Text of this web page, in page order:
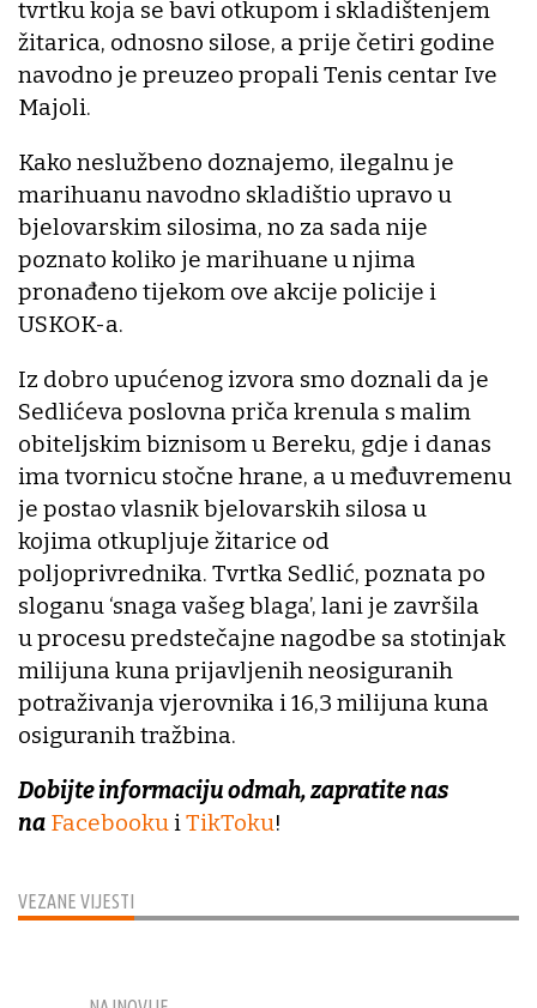
VEZANE VIJESTI
tvrtku koja se bavi otkupom i skladištenjem
žitarica, odnosno silose, a prije četiri godine
navodno je preuzeo propali Tenis centar Ive
Majoli.
Kako neslužbeno doznajemo, ilegalnu je
marihuanu navodno skladištio upravo u
bjelovarskim silosima, no za sada nije
poznato koliko je marihuane u njima
pronađeno tijekom ove akcije policije i
USKOK-a.
Iz dobro upućenog izvora smo doznali da je
Sedlićeva poslovna priča krenula s malim
obiteljskim biznisom u Bereku, gdje i danas
ima tvornicu stočne hrane, a u međuvremenu
je postao vlasnik bjelovarskih silosa u
kojima otkupljuje žitarice od
poljoprivrednika. Tvrtka Sedlić, poznata po
sloganu ‘snaga vašeg blaga’, lani je završila
u procesu predstečajne nagodbe sa stotinjak
milijuna kuna prijavljenih neosiguranih
potraživanja vjerovnika i 16,3 milijuna kuna
osiguranih tražbina.
Dobijte informaciju odmah, zapratite nas
na FacebookuiTikToku!